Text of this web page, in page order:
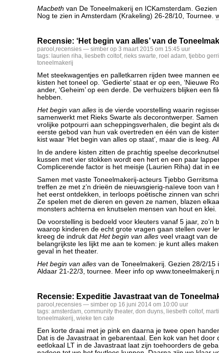
Macbeth van De Toneelmakerij en ICKamsterdam.
Nog te zien in Amsterdam (Krakeling) 26-28/10, Tournee.
Recensie: ‘Het begin van alles’ van de
parool ,recensies — simber op 3 maart 2015 om 15:45 uur
tags: laurien riha, liesbeth coltof, rieks swarte, roel adam, tjebbo
toneelmakerij
Met steekwagentjes en palletkarren rijden twee mannen
kisten het toneel op. ‘Gedierte’ staat er op een, ‘Nieuwe
ander, ‘Geheim’ op een derde. De verhuizers blijken een
hebben.
Het begin van alles is de vierde voorstelling waarin
samenwerkt met Rieks Swarte als decorontwerper.
vrolijke potpourri aan scheppingsverhalen, die begint als
eerste gebod van hun vak overtreden en één van de
kist waar ‘Het begin van alles op staat’, maar die is leeg.
In de andere kisten zitten de prachtig speelse
kussen met vier stokken wordt een hert en een paar
Complicerende factor is het meisje (Laurien Riha) dat in
Samen met vaste Toneelmakerij-acteurs Tjebbo
treffen ze met z’n drieën de nieuwsgierig-naïeve toon van
het eerst ontdekken, in terloops poëtische zinnen van
Ze spelen met de dieren en geven ze namen, blazen
monsters achterna en knutselen mensen van hout en klei.
De voorstelling is bedoeld voor kleuters vanaf 5 jaar, zo’n
waarop kinderen de echt grote vragen gaan stellen over
kreeg de indruk dat Het begin van alles veel vraagt van
belangrijkste les lijkt me aan te komen: je kunt alles
geval in het theater.
Het begin van alles van de Toneelmakerij. Gezien 28/2/15
Aldaar 21-22/3, tournee. Meer info op
Recensie: Expeditie Javastraat van de
parool ,recensies — simber op 16 juni 2014 om 10:00 uur
tags: amsterdam, community theater, don duyns, liesbeth coltof,
toneelmakerij, wieke ten cate
Een korte draai met je pink en daarna je twee open
Dat is de Javastraat in gebarentaal. Een kok van het door
eetlokaal LT in de Javastraat laat zijn toehoorders de